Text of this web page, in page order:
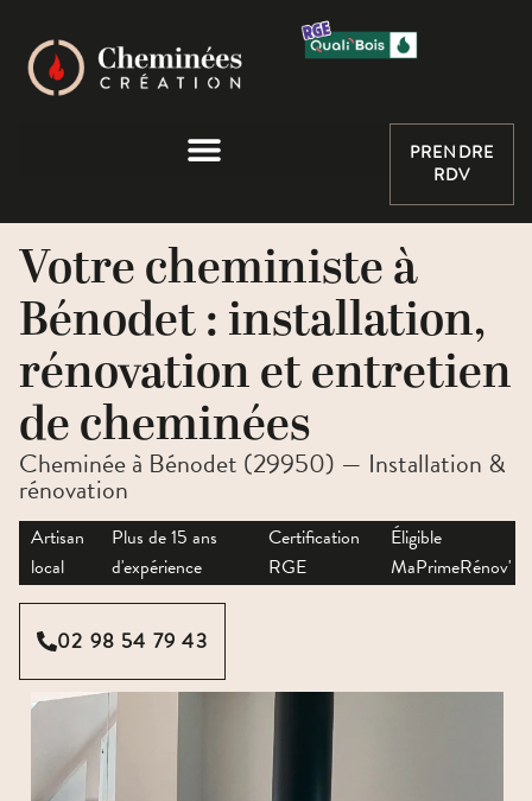
PRENDRE
RDV
Votre cheministe à
Bénodet : installation,
rénovation et entretien
de cheminées
Cheminée à Bénodet (29950) — Installation &
rénovation
Artisan
local
Plus de 15 ans
d'expérience
Certification
RGE
Éligible
MaPrimeRénov'
02 98 54 79 43